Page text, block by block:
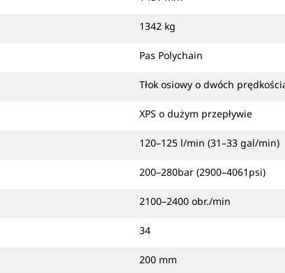
1342 kg
Pas Polychain
Tłok osiowy o dwóch
XPS o dużym przepływie
120–125 l/min (31–33 gal/min)
200–280bar (2900–4061psi)
2100–2400 obr./min
34
200 mm